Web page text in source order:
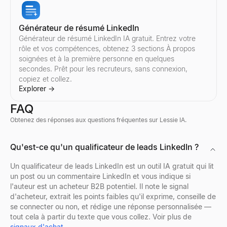
Explorer
Comparer les influenceurs Instagram
Comparez deux influenceurs Instagram côte à côte — taux
Explorer→
Explorer
Explorer
Explorer
Comparer les influenceurs Twitter/X
Comparez deux influenceurs Twitter/X côte à côte — taux
Explorer→
Générateur de résumé LinkedIn
Générateur de résumé LinkedIn IA gratuit. Entrez votre
rôle et vos compétences, obtenez 3 sections À propos
soignées et à la première personne en quelques
secondes. Prêt pour les recruteurs, sans connexion,
copiez et collez.
Explorer →
Vérifiez gratuitement des listes d'e-mails en masse —
Recherche d'email inverse
Identifiez instantanément la personne derrière n'importe quel
Recherchez le profil de n'importe quelle entreprise
Recherche de localisation d'entreprise
Trouvez tous les emplacements de bureaux de n'importe
Découvrez qui recrute en ce moment — un flux en direct de
Évaluateur de CV Gratuit
Évaluez votre CV instantanément avec notre vérificateur ATS
Prévisualisez les avatars, bannières, noms d'utilisateur et
Visionneuse de Profils Facebook
Entrez un nom, un nom d'utilisateur ou une URL de profil
FAQ
Obtenez des réponses aux questions fréquentes sur Lessie IA.
Qu'est-ce qu'un qualificateur de leads LinkedIn ?
Un qualificateur de leads LinkedIn est un outil IA gratuit qui lit
un post ou un commentaire LinkedIn et vous indique si
l'auteur est un acheteur B2B potentiel. Il note le signal
d'acheteur, extrait les points faibles qu'il exprime, conseille de
se connecter ou non, et rédige une réponse personnalisée —
tout cela à partir du texte que vous collez. Voir plus de